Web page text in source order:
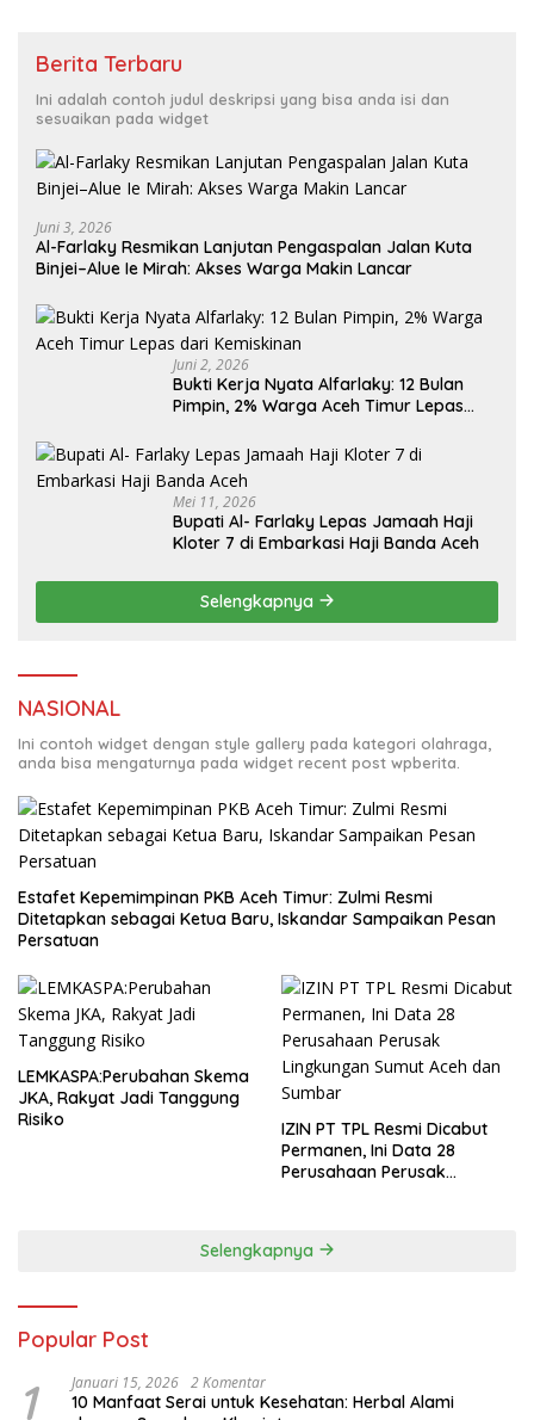
Berita Terbaru
Ini adalah contoh judul deskripsi yang bisa anda isi dan
sesuaikan pada widget
Juni 3, 2026
Al-Farlaky Resmikan Lanjutan Pengaspalan Jalan Kuta
Binjei–Alue Ie Mirah: Akses Warga Makin Lancar
Juni 2, 2026
Bukti Kerja Nyata Alfarlaky: 12 Bulan
Pimpin, 2% Warga Aceh Timur Lepas
Mei 11, 2026
Bupati Al- Farlaky Lepas Jamaah Haji
Kloter 7 di Embarkasi Haji Banda Aceh
Selengkapnya
NASIONAL
Ini contoh widget dengan style gallery pada kategori olahraga,
anda bisa mengaturnya pada widget recent post wpberita.
Estafet Kepemimpinan PKB Aceh Timur: Zulmi Resmi
Ditetapkan sebagai Ketua Baru, Iskandar Sampaikan Pesan
Persatuan
LEMKASPA:Perubahan Skema
JKA, Rakyat Jadi Tanggung
Risiko
IZIN PT TPL Resmi Dicabut
Permanen, Ini Data 28
Perusahaan Perusak
Selengkapnya
Popular Post
1 Januari 15, 2026 2 Komentar
10 Manfaat Serai untuk Kesehatan: Herbal Alami